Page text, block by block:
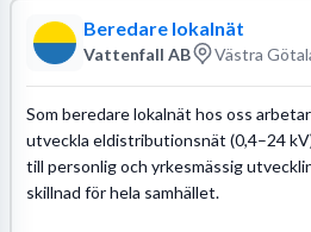
Beredare lokalnät
Vattenfall AB Västra
Som beredare lokalnät hos oss
utveckla eldistributionsnät (0,4–24
till personlig och yrkesmässig
skillnad för hela samhället.